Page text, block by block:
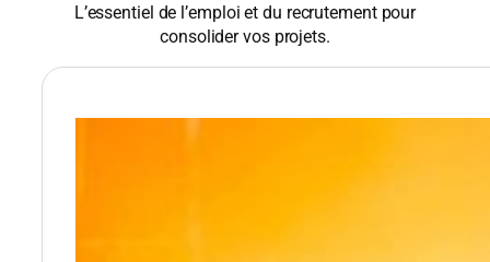
L’essentiel de l’emploi et du recrutement pour
consolider vos projets.